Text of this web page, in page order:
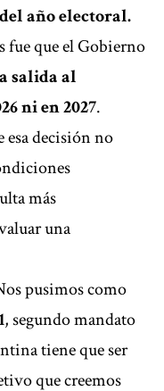
año electoral.
fue que el Gobierno
salida al
ni en 2027.
esa decisión no
más
una
pusimos como
, segundo mandato
tiene que ser
que creemos